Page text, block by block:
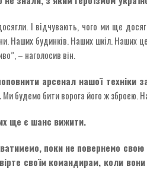
І відчувають, чого ми ще
Наших будинків. Наших шкіл. Наших
– наголосив він.
арсенал нашої
Ми будемо бити ворога його ж зброєю.
ще є шанс вижити.
поки не повернемо свою
своїм командирам, коли